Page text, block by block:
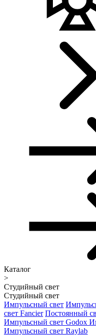
Каталог
>
Студийный свет
Студийный свет
Импульсный свет
свет Fancier Постоянный
Импульсный свет Godox
Импульсный свет Raylab